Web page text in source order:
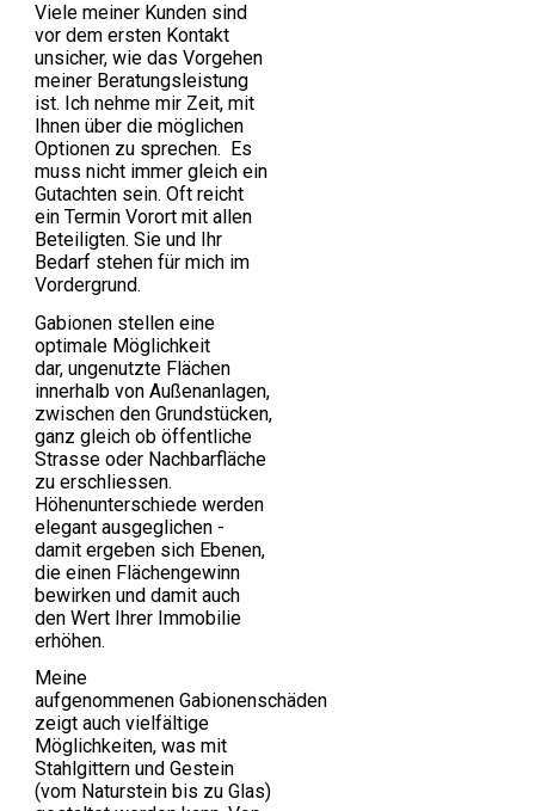
Viele meiner Kunden sind
vor dem ersten Kontakt
unsicher, wie das Vorgehen
meiner Beratungsleistung
ist. Ich nehme mir Zeit, mit
Ihnen über die möglichen
Optionen zu sprechen. Es
muss nicht immer gleich ein
Gutachten sein. Oft reicht
ein Termin Vorort mit allen
Beteiligten. Sie und Ihr
Bedarf stehen für mich im
Vordergrund.
Gabionen stellen eine
optimale Möglichkeit
dar, ungenutzte Flächen
innerhalb von Außenanlagen,
zwischen den Grundstücken,
ganz gleich ob öffentliche
Strasse oder Nachbarfläche
zu erschliessen.
Höhenunterschiede werden
elegant ausgeglichen -
damit ergeben sich Ebenen,
die einen Flächengewinn
bewirken und damit auch
den Wert Ihrer Immobilie
erhöhen.
Meine
aufgenommenen Gabionenschäden
zeigt auch vielfältige
Möglichkeiten, was mit
Stahlgittern und Gestein
(vom Naturstein bis zu Glas)